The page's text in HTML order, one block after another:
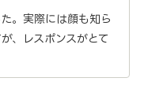
。実際には顔も知ら
、レスポンスがとて